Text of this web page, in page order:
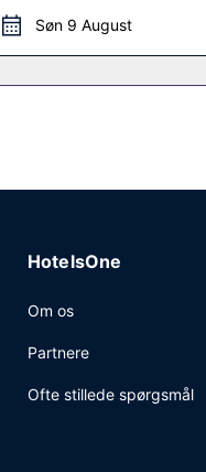
Miami Beach, en
(i et begrænset antal
Søn 9 August
HotelsOne
Om os
Partnere
Ofte stillede spørgsmål